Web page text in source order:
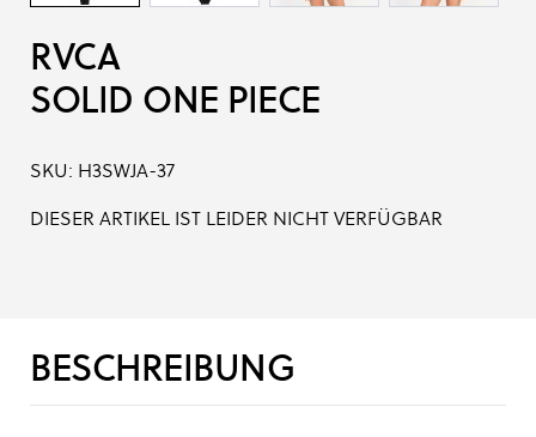
RVCA
SOLID ONE PIECE
SKU: H3SWJA-37
DIESER ARTIKEL IST LEIDER NICHT VERFÜGBAR
BESCHREIBUNG